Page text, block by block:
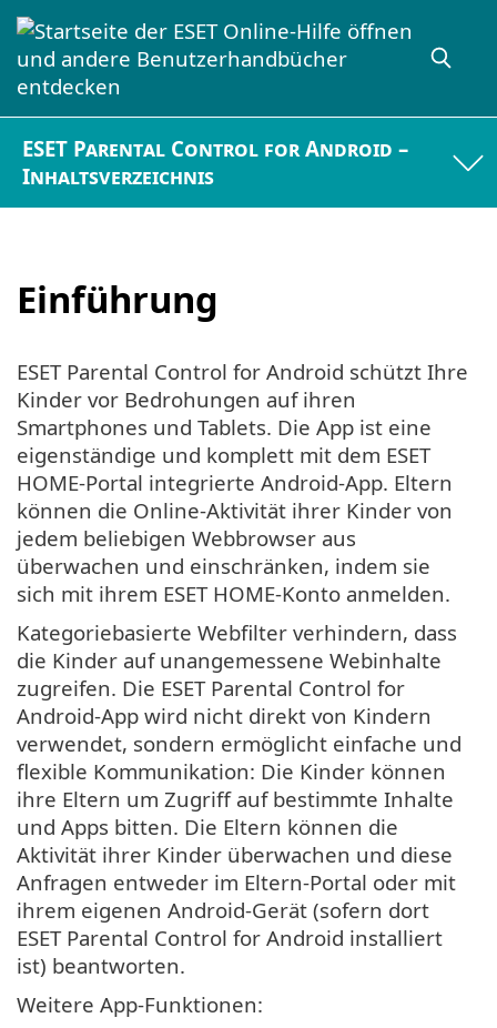
ESET Parental Control for Android –
Inhaltsverzeichnis
Einführung
ESET Parental Control for Android schützt Ihre
Kinder vor Bedrohungen auf ihren
Smartphones und Tablets. Die App ist eine
eigenständige und komplett mit dem ESET
HOME-Portal integrierte Android-App. Eltern
können die Online-Aktivität ihrer Kinder von
jedem beliebigen Webbrowser aus
überwachen und einschränken, indem sie
sich mit ihrem ESET HOME-Konto anmelden.
Kategoriebasierte Webfilter verhindern, dass
die Kinder auf unangemessene Webinhalte
zugreifen. Die ESET Parental Control for
Android-App wird nicht direkt von Kindern
verwendet, sondern ermöglicht einfache und
flexible Kommunikation: Die Kinder können
ihre Eltern um Zugriff auf bestimmte Inhalte
und Apps bitten. Die Eltern können die
Aktivität ihrer Kinder überwachen und diese
Anfragen entweder im Eltern-Portal oder mit
ihrem eigenen Android-Gerät (sofern dort
ESET Parental Control for Android installiert
ist) beantworten.
Weitere App-Funktionen: